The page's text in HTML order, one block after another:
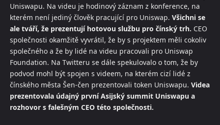
Uniswapu. Na videu je hodinový záznam z konference, na
kterém není jediný člověk pracující pro Uniswap. Všichni se
ale tváří, že prezentují hotovou službu pro čínský trh. CEO
společnosti okamžitě vyvrátil, že by s projektem měli cokoliv
společného a že by lidé na videu pracovali pro Uniswap
Foundation. Na Twitteru se dále spekulovalo o tom, že by
podvod mohl být spojen s videem, na kterém cizí lidé z
čínského města Šen-čen prezentovali token Uniswapu. Videa
prezentovala údajný první Asijský summit Uniswapu a
rozhovor s falešným CEO této společnosti.